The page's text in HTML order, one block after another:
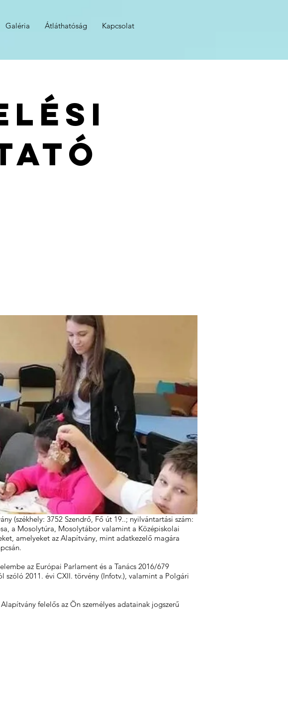
Galéria Átláthatóság Kapcsolat
(székhely: 3752 Szendrő, Fő út 19..; nyilvántartási szám:
a Mosolytúra, Mosolytábor valamint a Középiskolai
amelyeket az Alapítvány, mint adatkezelő magára
az Európai Parlament és a Tanács 2016/679
szóló 2011. évi CXII. törvény (Infotv.), valamint a Polgári
felelős az Ön személyes adatainak jogszerű